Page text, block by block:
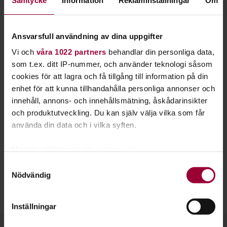
Ansvarsfull användning av dina uppgifter
Vi och våra 1022 partners behandlar din personliga data,
som t.ex. ditt IP-nummer, och använder teknologi såsom
cookies för att lagra och få tillgång till information på din
enhet för att kunna tillhandahålla personliga annonser och
innehåll, annons- och innehållsmätning, åskådarinsikter
och produktutveckling. Du kan själv välja vilka som får
använda din data och i vilka syften.
som kan ha en noggrannhet på upp till flera meter
Ta reda på mer om hur dina personliga uppgifter
Nödvändig
Inställningar
demokrati, delaktighet och tron på människors förmåga att
Fem anledningar att gå våra
ledarutbildningar
Tryggare i din roll– Du får metoder för att leda
både dig själv och andra.
Grupputveckling– Lär dig hur du bygger grupper
som trivs och utvecklas ihop.
och lär av varandra.
– Kunskap är aldrig tung att
bära.